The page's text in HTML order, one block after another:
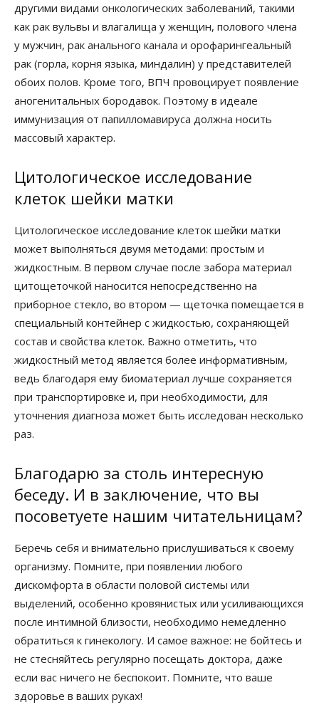
другими видами онкологических заболеваний, такими
как рак вульвы и влагалища у женщин, полового члена
у мужчин, рак анального канала и орофарингеальный
рак (горла, корня языка, миндалин) у представителей
обоих полов. Кроме того, ВПЧ провоцирует появление
аногенитальных бородавок. Поэтому в идеале
иммунизация от папилломавируса должна носить
массовый характер.
Цитологическое исследование
клеток шейки матки
Цитологическое исследование клеток шейки матки
может выполняться двумя методами: простым и
жидкостным. В первом случае после забора материал
цитощеточкой наносится непосредственно на
приборное стекло, во втором — щеточка помещается в
специальный контейнер с жидкостью, сохраняющей
состав и свойства клеток. Важно отметить, что
жидкостный метод является более информативным,
ведь благодаря ему биоматериал лучше сохраняется
при транспортировке и, при необходимости, для
уточнения диагноза может быть исследован несколько
раз.
Благодарю за столь интересную
беседу. И в заключение, что вы
посоветуете нашим читательницам?
Беречь себя и внимательно прислушиваться к своему
организму. Помните, при появлении любого
дискомфорта в области половой системы или
выделений, особенно кровянистых или усиливающихся
после интимной близости, необходимо немедленно
обратиться к гинекологу. И самое важное: не бойтесь и
не стесняйтесь регулярно посещать доктора, даже
если вас ничего не беспокоит. Помните, что ваше
здоровье в ваших руках!